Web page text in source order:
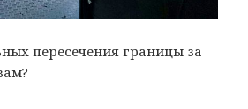
пересечения границы за